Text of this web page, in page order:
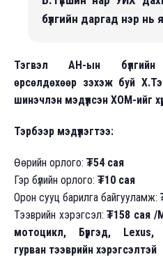
бүлгийн даргад нэр
Тэгвэл АН-ын
өрсөлдөхөөр зэхэж буй
шинэчлэн мэдүүлсэн ХОМ-ийг
Тэрбээр мэдүүлэгтээ:
Өөрийн орлого: ₮54 сая
Гэр бүлийн орлого: ₮10 сая
Орон сууц барилга байгууламж:
Тээврийн хэрэгсэл: ₮158 сая /
мотоцикл, Бүргэд,
гурван тээврийн хэрэгсэлтэй